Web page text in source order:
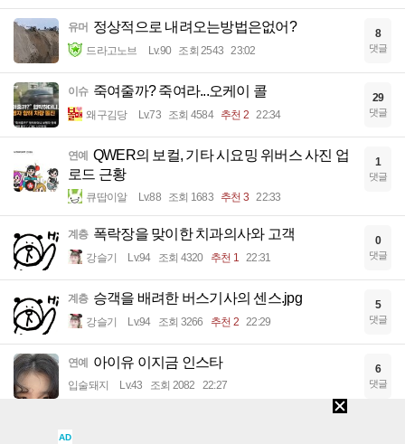
유머 정상적으로 내려오는방법은없어?
드라고노브 Lv.90 조회 2543 23:02
8
댓글
이슈 죽여줄까? 죽여라...오케이 콜
왜구김당 Lv.73 조회 4584 추천 2 22:34
29
댓글
연예 QWER의 보컬, 기타 시요밍 위버스 사진 업
로드 근황
큐땁이알 Lv.88 조회 1683 추천 3 22:33
1
댓글
계층 폭락장을 맞이한 치과의사와 고객
강슬기 Lv.94 조회 4320 추천 1 22:31
0
댓글
계층 승객을 배려한 버스기사의 센스.jpg
강슬기 Lv.94 조회 3266 추천 2 22:29
5
댓글
연예 아이유 이지금 인스타
입술돼지 Lv.43 조회 2082 22:27
6
댓글
AD